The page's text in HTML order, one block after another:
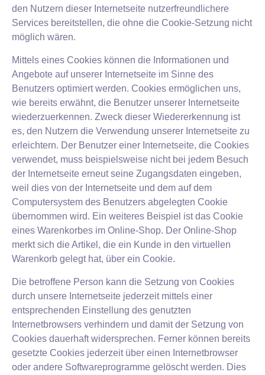
den Nutzern dieser Internetseite nutzerfreundlichere
Services bereitstellen, die ohne die Cookie-Setzung nicht
möglich wären.
Mittels eines Cookies können die Informationen und
Angebote auf unserer Internetseite im Sinne des
Benutzers optimiert werden. Cookies ermöglichen uns,
wie bereits erwähnt, die Benutzer unserer Internetseite
wiederzuerkennen. Zweck dieser Wiedererkennung ist
es, den Nutzern die Verwendung unserer Internetseite zu
erleichtern. Der Benutzer einer Internetseite, die Cookies
verwendet, muss beispielsweise nicht bei jedem Besuch
der Internetseite erneut seine Zugangsdaten eingeben,
weil dies von der Internetseite und dem auf dem
Computersystem des Benutzers abgelegten Cookie
übernommen wird. Ein weiteres Beispiel ist das Cookie
eines Warenkorbes im Online-Shop. Der Online-Shop
merkt sich die Artikel, die ein Kunde in den virtuellen
Warenkorb gelegt hat, über ein Cookie.
Die betroffene Person kann die Setzung von Cookies
durch unsere Internetseite jederzeit mittels einer
entsprechenden Einstellung des genutzten
Internetbrowsers verhindern und damit der Setzung von
Cookies dauerhaft widersprechen. Ferner können bereits
gesetzte Cookies jederzeit über einen Internetbrowser
oder andere Softwareprogramme gelöscht werden. Dies